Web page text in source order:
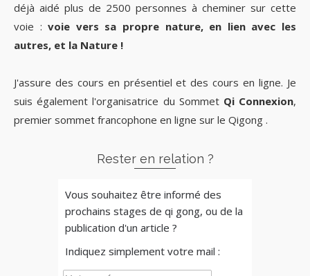
déjà aidé plus de 2500 personnes à cheminer sur cette
voie :voie vers sa propre nature, en lien avec les
autres, et la Nature !
J'assure des cours en présentiel et des cours en ligne. Je
suis également l'organisatrice du Sommet Qi Connexion,
premier sommet francophone en ligne sur le Qigong .
Rester en relation ?
Vous souhaitez être informé des
prochains stages de qi gong, ou de la
publication d'un article ?
Indiquez simplement votre mail :